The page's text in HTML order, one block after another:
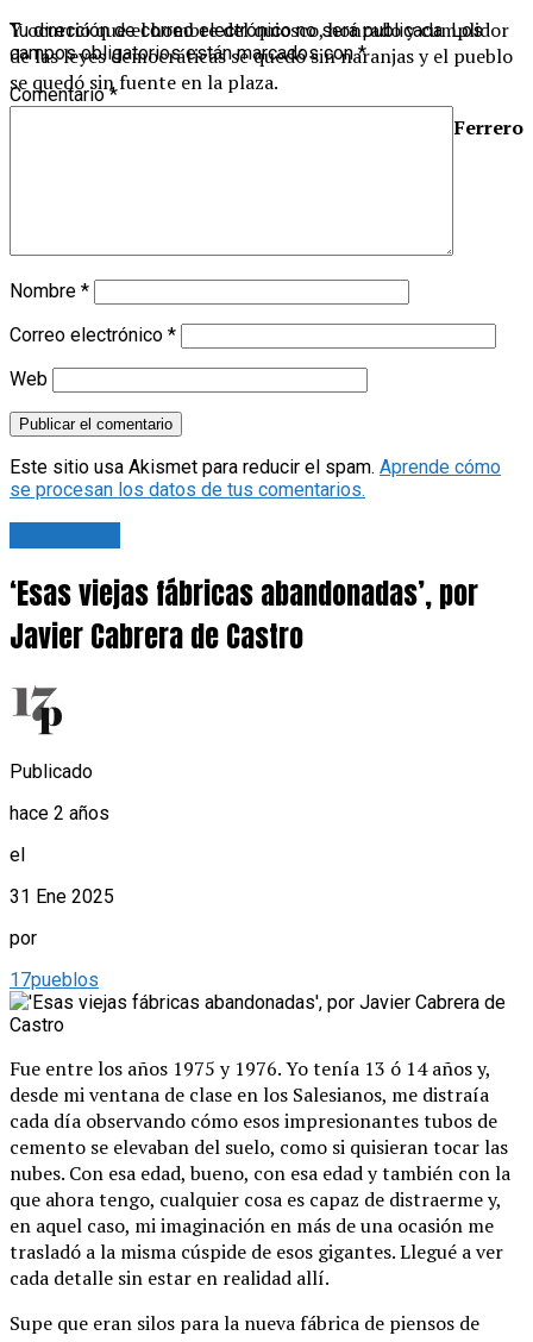
Y ocurrió que el hombre del quiosco, honrado y cumplidor
de las leyes democráticas se quedó sin naranjas y el pueblo
se quedó sin fuente en la plaza.
Juan Ferrero
Tu dirección de correo electrónico no será publicada. Los
campos obligatorios están marcados con*
Comentario*
Nombre *
Correo electrónico *
Web
Este sitio usa Akismet para reducir el spam. Aprende cómo
se procesan los datos de tus comentarios.
‘Esas viejas fábricas abandonadas’, por
Javier Cabrera de Castro
Publicado
hace 2 años
el
31 Ene 2025
por
17pueblos
Fue entre los años 1975 y 1976. Yo tenía 13 ó 14 años y,
desde mi ventana de clase en los Salesianos, me distraía
cada día observando cómo esos impresionantes tubos de
cemento se elevaban del suelo, como si quisieran tocar las
nubes. Con esa edad, bueno, con esa edad y también con la
que ahora tengo, cualquier cosa es capaz de distraerme y,
en aquel caso, mi imaginación en más de una ocasión me
trasladó a la misma cúspide de esos gigantes. Llegué a ver
cada detalle sin estar en realidad allí.
Supe que eran silos para la nueva fábrica de piensos de